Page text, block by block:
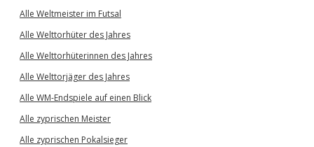
Alle Weltmeister im Futsal
Alle Welttorhüter des Jahres
Alle Welttorhüterinnen des Jahres
Alle Welttorjäger des Jahres
Alle WM-Endspiele auf einen Blick
Alle zyprischen Meister
Alle zyprischen Pokalsieger